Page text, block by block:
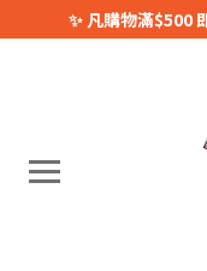
✨ 凡購物滿$500